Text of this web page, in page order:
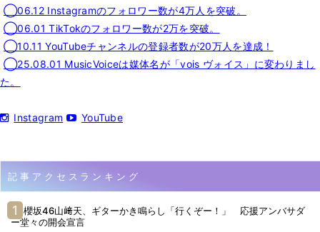
◯06.12 Instagramのフォロワー数が4万人を突破。
◯06.01 TikTokのフォロワー数が2万を突破。
◯10.11 YouTubeチャンネルの登録者数が20万人を達成！
◯25.08.01 MusicVoiceは媒体名が「vois ヴォイス」に変わりまし
た。
Instagram YouTube
記事アクセスランキング
櫻坂46山﨑天、ギターかき鳴らし「行くぞー！」 応援アンバサダ
ー堂々の開会宣言